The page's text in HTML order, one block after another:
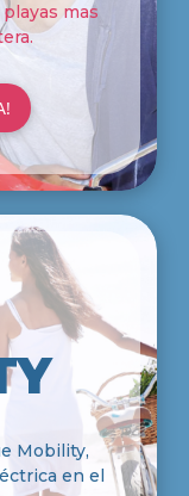
mas
Mobility,
en el